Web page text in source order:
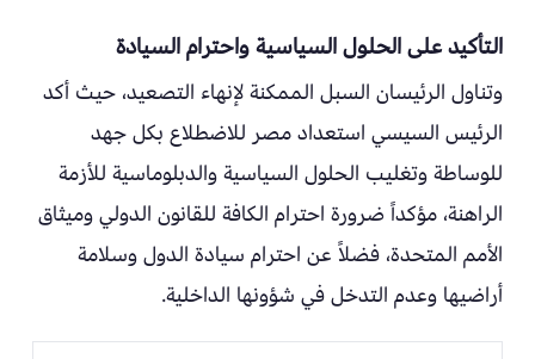
التأكيد على الحلول السياسية واحترام السيادة
وتناول الرئيسان السبل الممكنة لإنهاء التصعيد، حيث أكد
الرئيس السيسي استعداد مصر للاضطلاع بكل جهد
للوساطة وتغليب الحلول السياسية والدبلوماسية للأزمة
الراهنة، مؤكداً ضرورة احترام الكافة للقانون الدولي وميثاق
الأمم المتحدة، فضلاً عن احترام سيادة الدول وسلامة
أراضيها وعدم التدخل في شؤونها الداخلية.